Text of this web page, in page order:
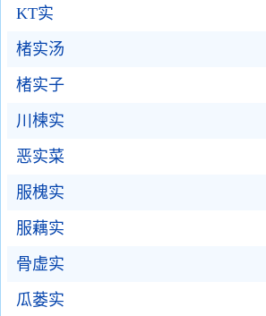
KT实
楮实汤
楮实子
川楝实
恶实菜
服槐实
服藕实
骨虚实
瓜蒌实